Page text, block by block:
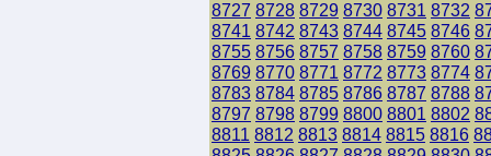
8727 8728 8729 8730 8731 8732
8741 8742 8743 8744 8745 8746
8755 8756 8757 8758 8759 8760
8769 8770 8771 8772 8773 8774
8783 8784 8785 8786 8787 8788
8797 8798 8799 8800 8801 8802
8811 8812 8813 8814 8815 8816